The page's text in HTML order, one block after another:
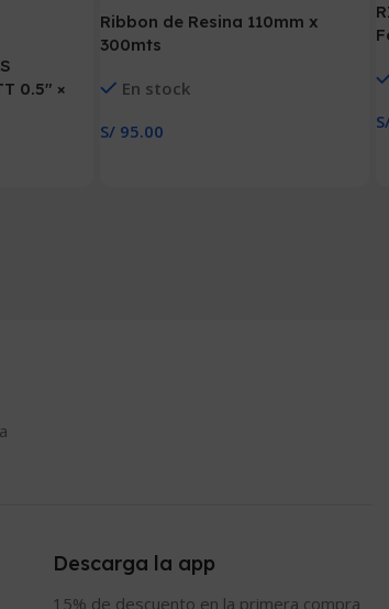
0.5″ ×
Ribbon de Resina 110mm x
300mts
En stock
S/ 95.00
Descarga la app
15% de descuento en la primera compra